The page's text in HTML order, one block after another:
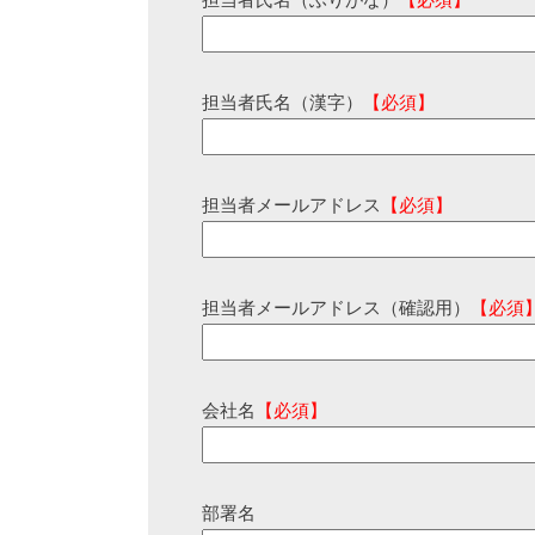
担当者氏名（漢字） 【必須】
担当者メールアドレス 【必須】
担当者メールアドレス（確認用） 【必須
会社名 【必須】
部署名